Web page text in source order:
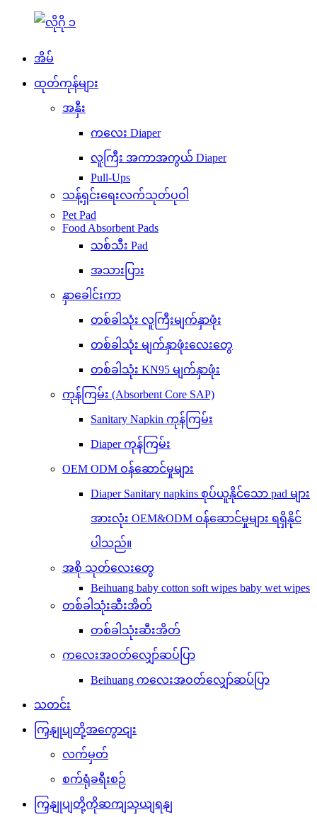
အိမ်
ထုတ်ကုန်များ
အနှီး
ကလေး Diaper
လူကြီး အကာအကွယ် Diaper
Pull-Ups
သန့်ရှင်းရေးလက်သုတ်ပုဝါ
Pet Pad
Food Absorbent Pads
သစ်သီး Pad
အသားပြား
နှာခေါင်းကာ
တစ်ခါသုံး လူကြီးမျက်နှာဖုံး
တစ်ခါသုံး မျက်နှာဖုံးလေးတွေ
တစ်ခါသုံး KN95 မျက်နှာဖုံး
ကုန်ကြမ်း (Absorbent Core SAP)
Sanitary Napkin ကုန်ကြမ်း
Diaper ကုန်ကြမ်း
OEM ODM ဝန်ဆောင်မှုများ
Diaper Sanitary napkins စုပ်ယူနိုင်သော pad များ
အားလုံး OEM&ODM ဝန်ဆောင်မှုများ ရရှိနိုင်
ပါသည်။
အစို သုတ်လေးတွေ
Beihuang baby cotton soft wipes baby wet wipes
တစ်ခါသုံးဆီးအိတ်
တစ်ခါသုံးဆီးအိတ်
ကလေးအဝတ်လျှော်ဆပ်ပြာ
Beihuang ကလေးအဝတ်လျှော်ဆပ်ပြာ
သတင်း
ကြှနျုပျတို့အကွောငျး
လက်မှတ်
စက်ရုံခရီးစဉ်
ကြှနျုပျတို့ကိုဆကျသှယျရနျ